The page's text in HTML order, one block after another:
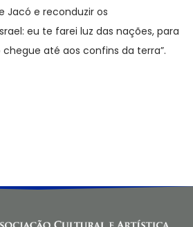
Jacó e reconduzir os
eu te farei luz das nações, para
até aos confins da terra”.